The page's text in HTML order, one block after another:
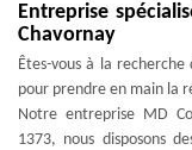
Entreprise
Chavornay
Êtes-vous à la
pour prendre en main la
Notre entreprise MD
1373, nous disposons